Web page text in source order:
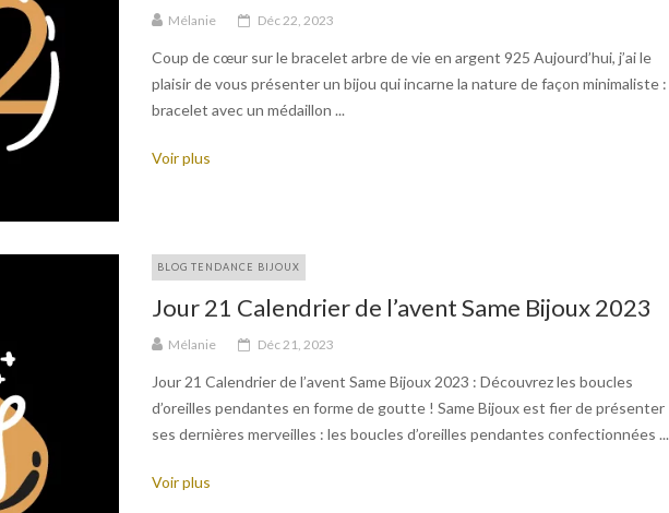
Mélanie Déc 22, 2023
Coup de cœur sur le bracelet arbre de vie en argent 925 Aujourd’hui, j’ai le
plaisir de vous présenter un bijou qui incarne la nature de façon minimaliste
bracelet avec un médaillon ...
Voir plus
BLOG TENDANCE BIJOUX
Jour 21 Calendrier de l’avent Same Bijoux 2023
Mélanie Déc 21, 2023
Jour 21 Calendrier de l’avent Same Bijoux 2023 : Découvrez les boucles
d’oreilles pendantes en forme de goutte ! Same Bijoux est fier de présenter
ses dernières merveilles : les boucles d’oreilles pendantes confectionnées ...
Voir plus